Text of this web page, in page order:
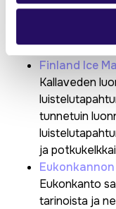
Pohjois-Savosta
Finland Ice
Kallaveden
tunnetuin
ja
Eukonkanto
tarinoista ja